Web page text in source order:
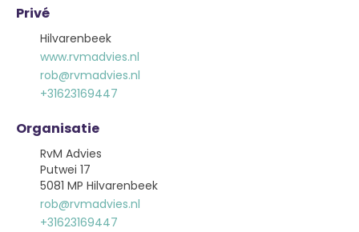
Privé
Hilvarenbeek
www.rvmadvies.nl
rob@rvmadvies.nl
+31623169447
Organisatie
RvM Advies
Putwei 17
5081 MP Hilvarenbeek
rob@rvmadvies.nl
+31623169447